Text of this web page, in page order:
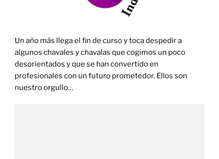
Un año más llega el fin de curso y toca despedir a
algunos chavales y chavalas que cogimos un poco
desorientados y que se han convertido en
profesionales con un futuro prometedor. Ellos son
nuestro orgullo…